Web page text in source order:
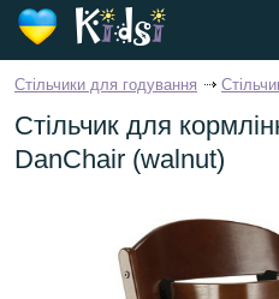
Стільчики для годування
Стільчик для
DanChair (walnut)